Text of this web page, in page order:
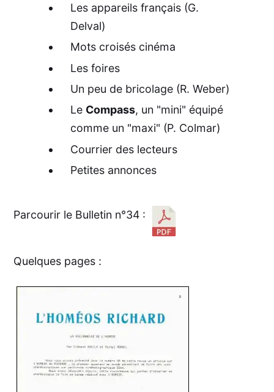
Les appareils français (G.
Delval)
Mots croisés cinéma
Les foires
Un peu de bricolage (R. Weber)
Le Compass, un "mini" équipé
comme un "maxi" (P. Colmar)
Courrier des lecteurs
Petites annonces
Parcourir le Bulletin n°34 :
Quelques pages :